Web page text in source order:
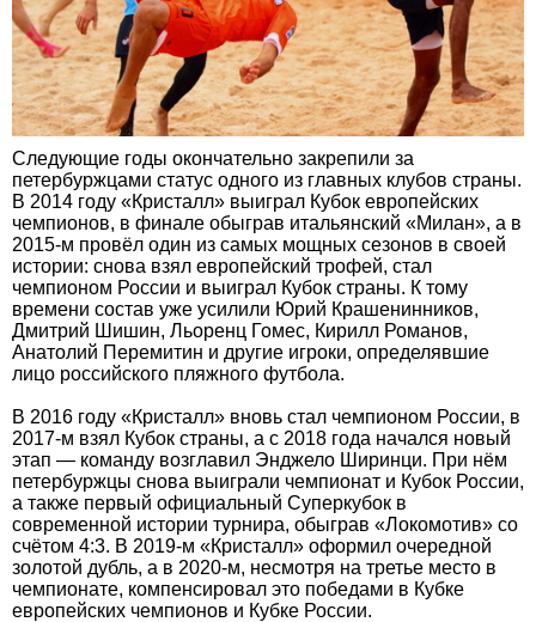
Следующие годы окончательно закрепили за
петербуржцами статус одного из главных клубов страны.
В 2014 году «Кристалл» выиграл Кубок европейских
чемпионов, в финале обыграв итальянский «Милан», а в
2015-м провёл один из самых мощных сезонов в своей
истории: снова взял европейский трофей, стал
чемпионом России и выиграл Кубок страны. К тому
времени состав уже усилили Юрий Крашенинников,
Дмитрий Шишин, Льоренц Гомес, Кирилл Романов,
Анатолий Перемитин и другие игроки, определявшие
лицо российского пляжного футбола.
В 2016 году «Кристалл» вновь стал чемпионом России, в
2017-м взял Кубок страны, а с 2018 года начался новый
этап — команду возглавил Энджело Ширинци. При нём
петербуржцы снова выиграли чемпионат и Кубок России,
а также первый официальный Суперкубок в
современной истории турнира, обыграв «Локомотив» со
счётом 4:3. В 2019-м «Кристалл» оформил очередной
золотой дубль, а в 2020-м, несмотря на третье место в
чемпионате, компенсировал это победами в Кубке
европейских чемпионов и Кубке России.